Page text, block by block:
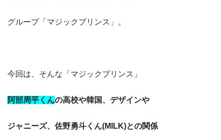
グループ「マジックプリンス」。
今回は、そんな「マジックプリンス」
阿部周平くんの高校や韓国、デザインや
ジャニーズ、佐野勇斗くん(MILK)との関係